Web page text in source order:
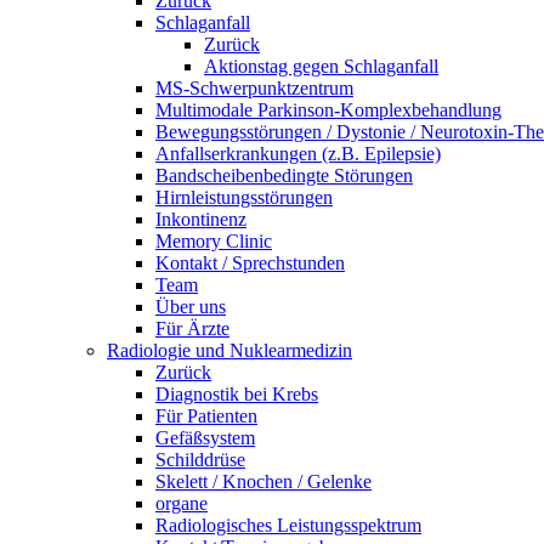
Schlaganfall
Zurück
Aktionstag gegen Schlaganfall
MS-Schwerpunktzentrum
Multimodale Parkinson-Komplexbehandlung
Bewegungsstörungen / Dystonie / Neurotoxin-
Anfallserkrankungen (z.B. Epilepsie)
Bandscheibenbedingte Störungen
Hirnleistungsstörungen
Inkontinenz
Memory Clinic
Kontakt / Sprechstunden
Team
Über uns
Für Ärzte
Radiologie und Nuklearmedizin
Zurück
Diagnostik bei Krebs
Für Patienten
Gefäßsystem
Schilddrüse
Skelett / Knochen / Gelenke
organe
Radiologisches Leistungsspektrum